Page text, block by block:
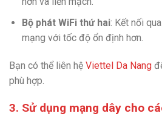
Bộ phát WiFi thứ hai: Kết nối
mạng với tốc độ ổn định hơn.
Bạn có thể liên hệ Viettel Da Nang
phù hợp.
3. Sử dụng mạng dây cho